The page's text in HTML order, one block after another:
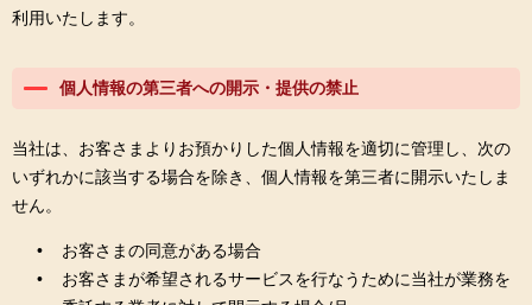
利用いたします。
個人情報の第三者への開示・提供の禁止
当社は、お客さまよりお預かりした個人情報を適切に管理し、次の
いずれかに該当する場合を除き、個人情報を第三者に開示いたしま
せん。
お客さまの同意がある場合
お客さまが希望されるサービスを行なうために当社が業務を